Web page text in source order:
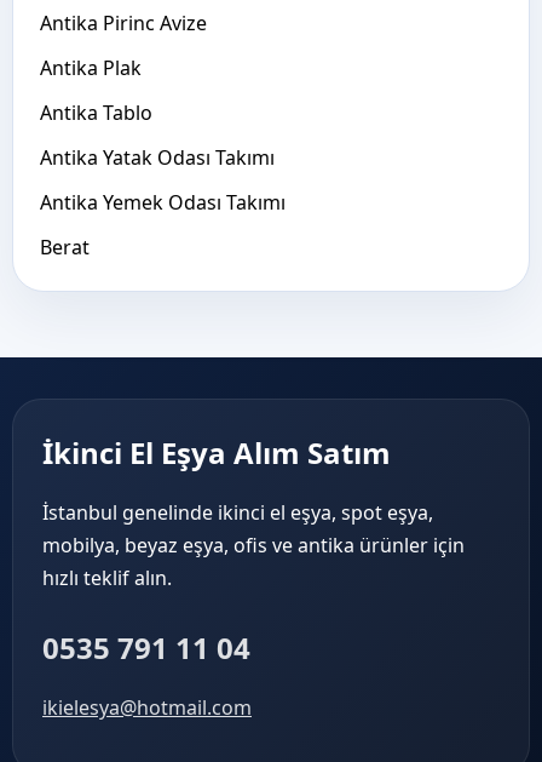
Antika Pirinc Avize
Antika Plak
Antika Tablo
Antika Yatak Odası Takımı
Antika Yemek Odası Takımı
Berat
İkinci El Eşya Alım Satım
İstanbul genelinde ikinci el eşya, spot eşya,
mobilya, beyaz eşya, ofis ve antika ürünler için
hızlı teklif alın.
0535 791 11 04
ikielesya@hotmail.com